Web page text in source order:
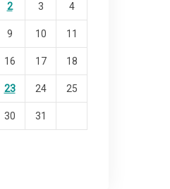
2 3 4
9 10 11
16 17 18
23 24 25
30 31